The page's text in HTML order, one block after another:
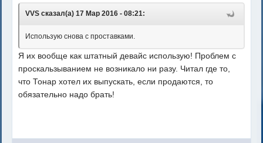
VVS сказал(а) 17 Мар 2016 - 08:21:
Использую снова с проставками.
Я их вообще как штатный девайс использую! Проблем с
проскальзыванием не возникало ни разу. Читал где то,
что Тонар хотел их выпускать, если продаются, то
обязательно надо брать!